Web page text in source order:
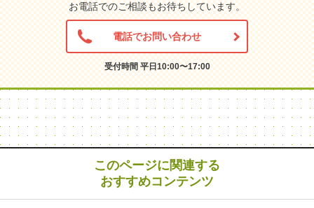
お電話でのご相談もお待ちしています。
電話でお問い合わせ
受付時間 平日10:00〜17:00
このページに関連する
おすすめコンテンツ